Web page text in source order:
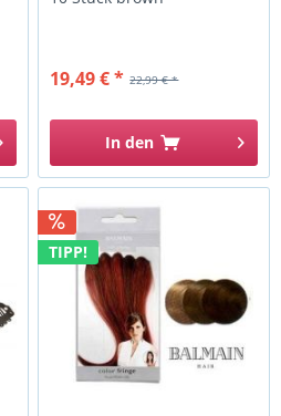
22,99 € *
19,49 € *
In den
TIPP!